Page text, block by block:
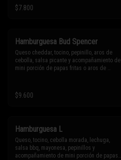
* Los ingredientes no son intercambiables.
Sólo puedes solicitar eliminar un
$7.800
Hamburguesa Bud Spencer
Queso cheddar, tocino, pepinillo, aros de
cebolla, salsa picante y acompañamiento de
mini porción de papas fritas o aros de
* Los ingredientes no son intercambiables.
Sólo puedes solicitar eliminar un
$9.600
Hamburguesa L
Queso, tocino, cebolla morada, lechuga,
salsa bbq, mayonesa, pepinillos y
acompañamiento de mini porción de papas